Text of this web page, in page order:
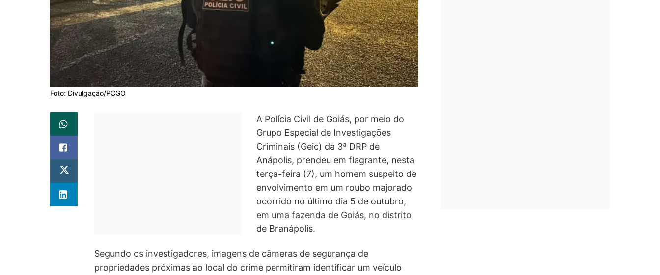
Foto: Divulgação/PCGO
A Polícia Civil de Goiás, por meio do
Grupo Especial de Investigações
Criminais (Geic) da 3ª DRP de
Anápolis, prendeu em flagrante, nesta
terça-feira (7), um homem suspeito de
envolvimento em um roubo majorado
ocorrido no último dia 5 de outubro,
em uma fazenda de Goiás, no distrito
de Branápolis.
Segundo os investigadores, imagens de câmeras de segurança de
propriedades próximas ao local do crime permitiram identificar um veículo